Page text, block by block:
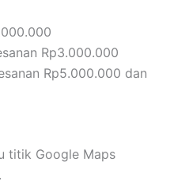
Rp3.000.000
Rp5.000.000 dan
titik Google Maps